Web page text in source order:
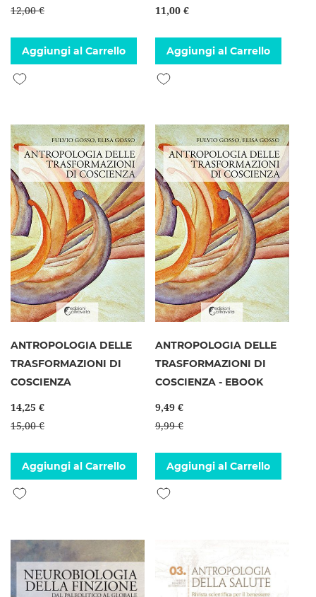
12,00 €
Aggiungi al Carrello
Aggiungi alla lista desideri
11,00 €
Aggiungi al Carrello
Aggiungi alla lista desideri
ANTROPOLOGIA DELLE
TRASFORMAZIONI DI
COSCIENZA
14,25 €
15,00 €
Aggiungi al Carrello
Aggiungi alla lista desideri
ANTROPOLOGIA DELLE
TRASFORMAZIONI DI
COSCIENZA - EBOOK
9,49 €
9,99 €
Aggiungi al Carrello
Aggiungi alla lista desideri